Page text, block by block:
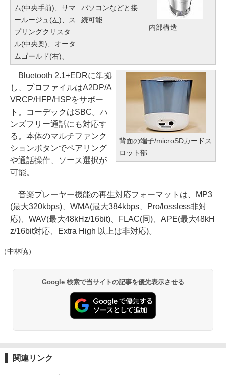
ム(中央手前)、サマ
ールージュ(左)、ス
プリングクリスタ
ル(中央奥)、オータ
ムゴールド(右)、
パソコンなどと接
続可能
内部構造
背面の端子/microSDカードス
ロット部
Bluetooth 2.1+EDRに準拠
し、プロファイルはA2DP/A
VRCP/HFP/HSPをサポー
ト。コーデックはSBC。ハ
ンズフリー通話にも対応す
る。本体のマルチファンク
ションボタンでペアリング
や通話操作、ソース選択が
可能。
音楽プレーヤー機能の再生対応フォーマットは、MP3
(最大320kbps)、WMA(最大384kbps、Pro/lossless非対
応)、WAV(最大48kHz/16bit)、FLAC(同)、APE(最大48kH
z/16bit対応、Extra High 以上は非対応)。
（中林暁）
Google 検索で当サイトの記事を優先表示させる
関連リンク